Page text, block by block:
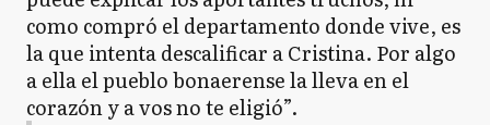
como compró el departamento donde vive, es
la que intenta descalificar a Cristina. Por algo
a ella el pueblo bonaerense la lleva en el
corazón y a vos no te eligió”.